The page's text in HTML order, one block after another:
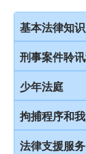
基本法律知识
法治
香港法律来源
刑事诉讼及
事务律师与
刑事案件聆
刑事案件一般
经公诉程序
首次聆讯
少年法庭
少年法庭的
保护少年罪犯
拘捕程序和
引言
法律支援服